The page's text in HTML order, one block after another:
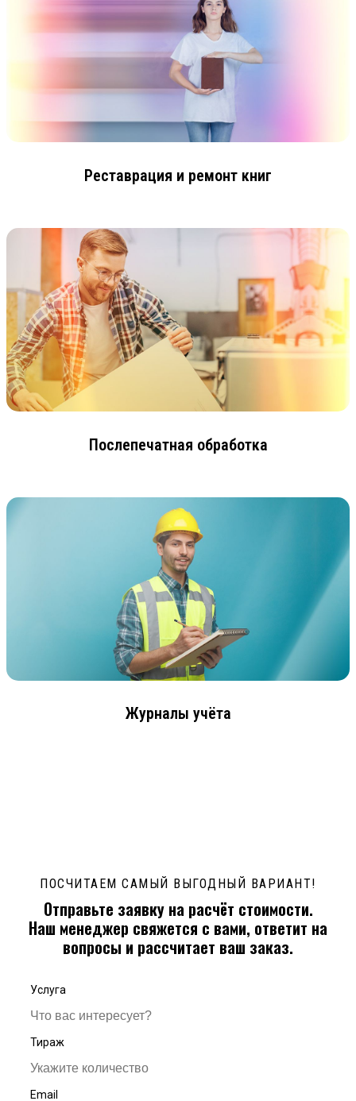
Реставрация и ремонт книг
Послепечатная обработка
Журналы учёта
ПОСЧИТАЕМ САМЫЙ ВЫГОДНЫЙ ВАРИАНТ!
Отправьте заявку на расчёт стоимости.
Наш менеджер свяжется с вами, ответит на
вопросы и рассчитает ваш заказ.
Услуга
Тираж
Email